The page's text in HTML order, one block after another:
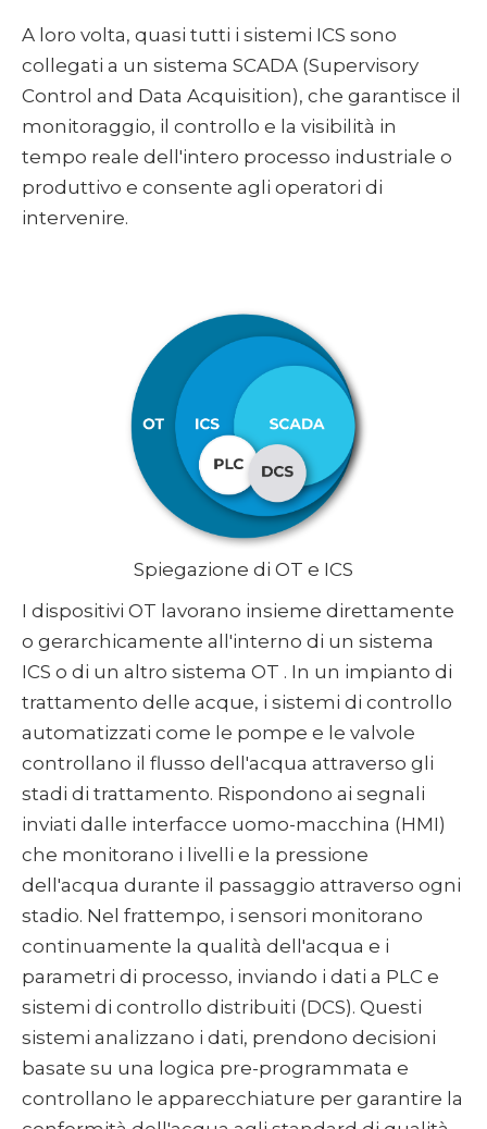
A loro volta, quasi tutti i sistemi ICS sono
collegati a un sistema SCADA (Supervisory
Control and Data Acquisition), che garantisce il
monitoraggio, il controllo e la visibilità in
tempo reale dell'intero processo industriale o
produttivo e consente agli operatori di
intervenire.
Spiegazione di OT e ICS
I dispositivi OT lavorano insieme direttamente
o gerarchicamente all'interno di un sistema
ICS o di un altro sistema OT . In un impianto di
trattamento delle acque, i sistemi di controllo
automatizzati come le pompe e le valvole
controllano il flusso dell'acqua attraverso gli
stadi di trattamento. Rispondono ai segnali
inviati dalle interfacce uomo-macchina (HMI)
che monitorano i livelli e la pressione
dell'acqua durante il passaggio attraverso ogni
stadio. Nel frattempo, i sensori monitorano
continuamente la qualità dell'acqua e i
parametri di processo, inviando i dati a PLC e
sistemi di controllo distribuiti (DCS). Questi
sistemi analizzano i dati, prendono decisioni
basate su una logica pre-programmata e
controllano le apparecchiature per garantire la